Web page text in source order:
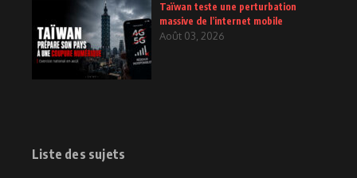
Taïwan teste une perturbation
massive de l’internet mobile
Août 03, 2026
Liste des sujets